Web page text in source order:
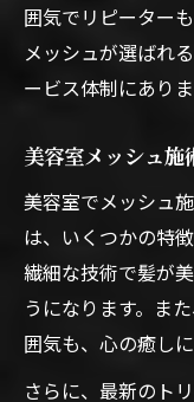
囲気でリピーター
メッシュが選ばれ
ービス体制にありま
美容室メッシュ施
美容室でメッシュ
は、いくつかの特
繊細な技術で髪が
うになります。ま
囲気も、心の癒し
さらに、最新のト